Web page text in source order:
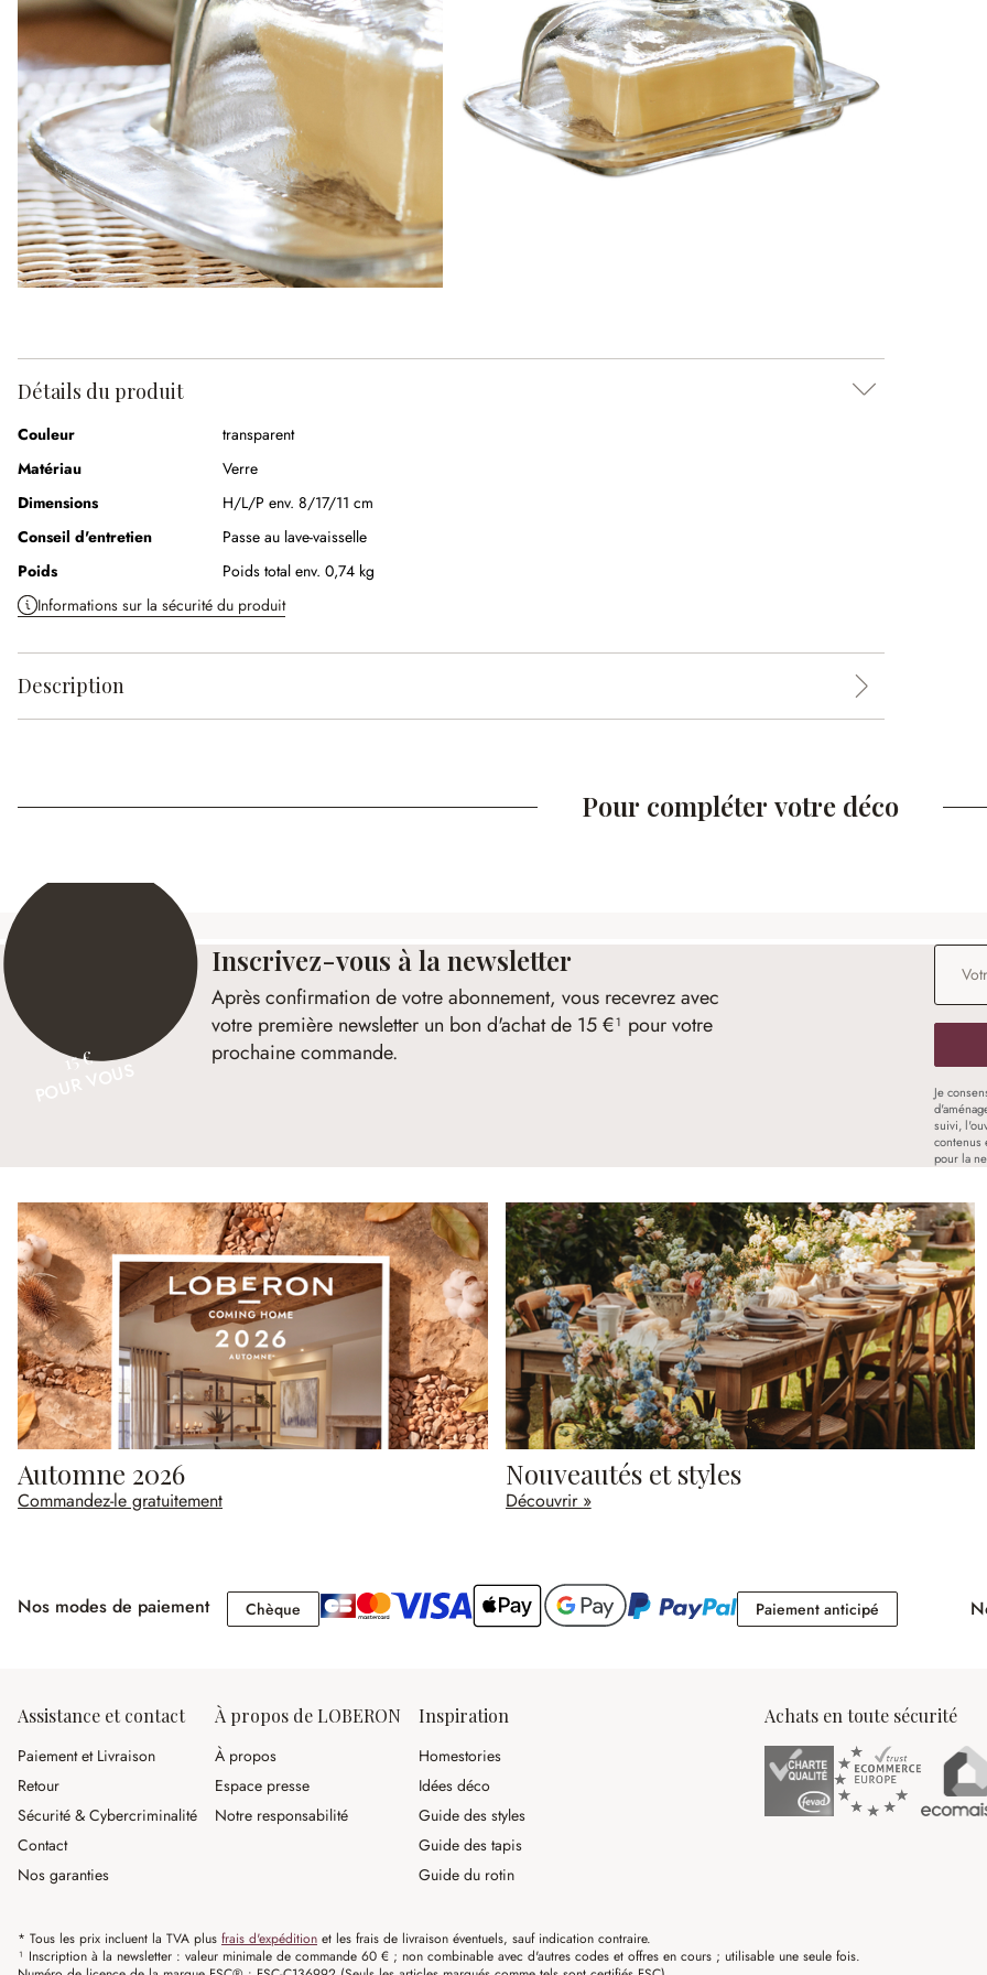
Détails du produit
Couleur
transparent
Matériau
Verre
Dimensions
H/L/P env. 8/17/11 cm
Conseil d'entretien
Passe au lave-vaisselle
Poids
Poids total env. 0,74 kg
Informations sur la sécurité du produit
Description
Pour compléter votre déco
15 €
Inscrivez-vous à la newsletter
Après confirmation de votre abonnement, vous recevrez avec
votre première newsletter un bon d'achat de 15 €¹ pour votre
prochaine commande.
Je
suivi,
contenus
pour la
Automne 2026
Commandez-le gratuitement
Nouveautés et styles
Découvrir »
Nos modes de paiement Chèque Chèque Paiement anticipéPaiement
Assistance et contact
Paiement et Livraison
Retour
Sécurité & Cybercriminalité
Contact
Nos garanties
À propos de LOBERON
À propos
Espace presse
Notre responsabilité
Inspiration
Homestories
Idées déco
Guide des styles
Guide des tapis
Guide du rotin
Achats en toute sécurité
* Tous les prix incluent la TVA plus frais d'expédition et les frais de livraison éventuels, sauf indication contraire.
¹ Inscription à la newsletter : valeur minimale de commande 60 € ; non combinable avec d'autres codes et offres en cours ; utilisable une seule fois.